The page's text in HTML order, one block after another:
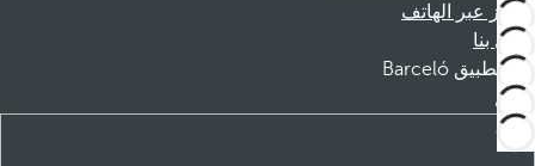
الحجز عبر الهاتف
اتصل بنا
تطبيق Barceló
تنزيل